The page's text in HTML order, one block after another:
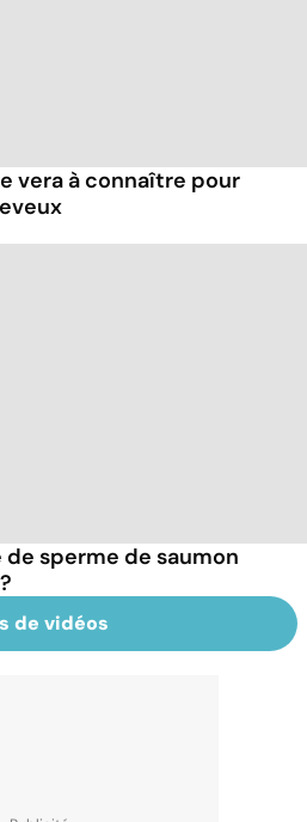
vera à connaître pour
sperme de saumon
de vidéos